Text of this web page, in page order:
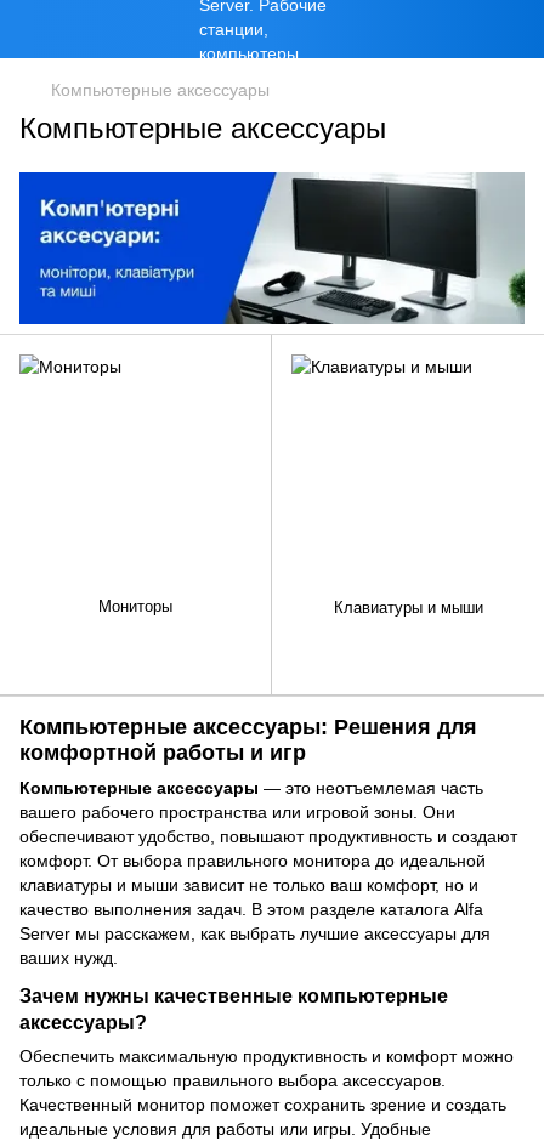
Компьютерные аксессуары
Компьютерные аксессуары
Компьютерные аксессуары: Решения для
комфортной работы и игр
Компьютерные аксессуары — это неотъемлемая часть
вашего рабочего пространства или игровой зоны. Они
обеспечивают удобство, повышают продуктивность и создают
комфорт. От выбора правильного монитора до идеальной
клавиатуры и мыши зависит не только ваш комфорт, но и
качество выполнения задач. В этом разделе каталога Alfa
Server мы расскажем, как выбрать лучшие аксессуары для
ваших нужд.
Зачем нужны качественные компьютерные
аксессуары?
Обеспечить максимальную продуктивность и комфорт можно
только с помощью правильного выбора аксессуаров.
Качественный монитор поможет сохранить зрение и создать
идеальные условия для работы или игры. Удобные
Мониторы Клавиатуры и мыши